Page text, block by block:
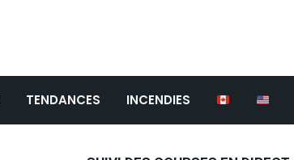
TENDANCES INCENDIES